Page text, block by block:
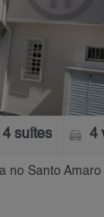
4 suítes 4
no Santo